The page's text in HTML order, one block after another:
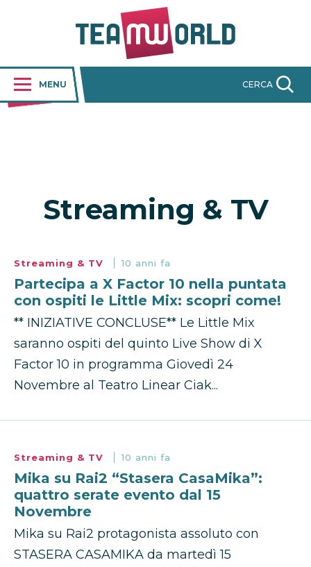
MENU CERCA
Streaming & TV
Streaming & TV 10 anni fa
Partecipa a X Factor 10 nella puntata
con ospiti le Little Mix: scopri come!
** INIZIATIVE CONCLUSE** Le Little Mix
saranno ospiti del quinto Live Show di X
Factor 10 in programma Giovedì 24
Novembre al Teatro Linear Ciak...
Streaming & TV 10 anni fa
Mika su Rai2 “Stasera CasaMika”:
quattro serate evento dal 15
Novembre
Mika su Rai2 protagonista assoluto con
STASERA CASAMIKA da martedì 15